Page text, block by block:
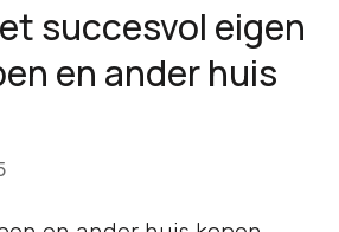
succesvol eigen
en ander huis